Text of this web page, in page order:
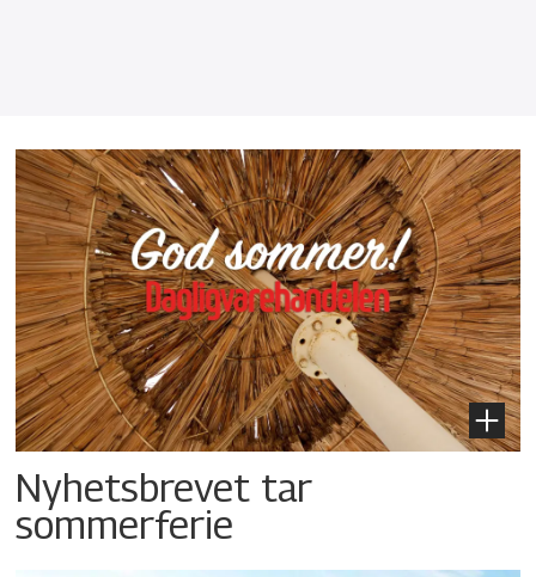
Nyhetsbrevet tar
sommerferie